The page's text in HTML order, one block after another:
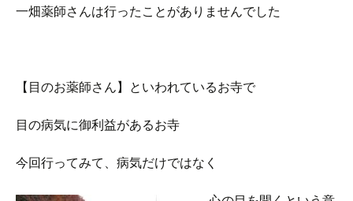
一畑薬師さんは行ったことがありませんでした
【目のお薬師さん】といわれているお寺で
目の病気に御利益があるお寺
今回行ってみて、病気だけではなく